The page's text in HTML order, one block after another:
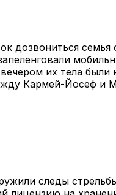
дозвониться семья
их тела были
Кармей-Йосеф и
следы